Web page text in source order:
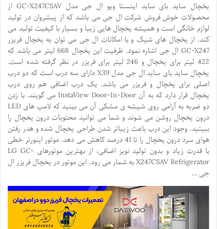
یخچال ساید بای ساید اینستا ویو ال جی مدل GC-X247CSAV از
محصولات خوش فروش شرکت ال جی می باشد که از پیشروان در تولید
لوازم خانگی است و همیشه یخچال هایی زیبا و بسیار با کیفیت تولید می
کند. از یخچال های شیک و با امکانات ال جی می توان به یخچال فریزر
GC-X247 ال جی اشاره نمود. ظرفیت این یخچال 668 لیتر می باشد که
422 لیتر برای یخچال و 246 لیتر برای فریزر در نظر گرفته شده است.
یخچال ساید بای ساید ال جی مدل X39 دارای سه درب است که دو درب
اصلی برای یخچال و فریزر می باشد. یک درب اضافی هم روی درب
یخچال قرار دارد که به آن InstaView Door-In-Door می گویند. با زدن
دو ضربه به آرامی روی شیشه ی مشکی آن می بینید که لامپ های LED
درون یخچال روشن می شوند و شما می توانید محتویات درون یخچال را
ببینید. وجود این درب باعث زیباتر شدن طراحی یخچال شده و هدر رفتن
هوای سرد درون یخچال را تا 41 درصد کاهش می دهد. موتور اینورتر خطی
با قدرت زیاد و بدون تولید نویز اضافی، از بهترین موتورهای LG GC-
X247CSAV Refrigerator به شمار می رود. این موتور در یخچال فریزر ال
جی …